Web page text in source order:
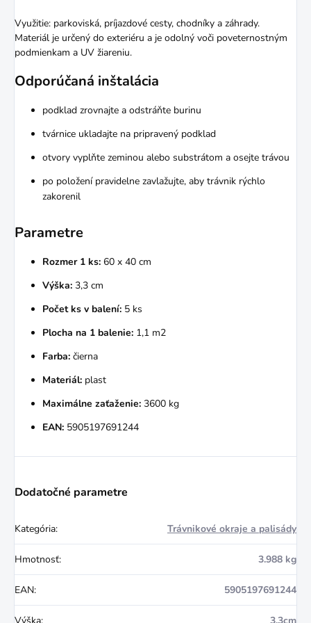
Využitie: parkoviská, príjazdové cesty, chodníky a záhrady.
Materiál je určený do exteriéru a je odolný voči poveternostným
podmienkam a UV žiareniu.
Odporúčaná inštalácia
podklad zrovnajte a odstráňte burinu
tvárnice ukladajte na pripravený podklad
otvory vyplňte zeminou alebo substrátom a osejte trávou
po položení pravidelne zavlažujte, aby trávnik rýchlo
zakorenil
Parametre
Rozmer 1 ks: 60 x 40 cm
Výška: 3,3 cm
Počet ks v balení: 5 ks
Plocha na 1 balenie: 1,1 m2
Farba: čierna
Materiál: plast
Maximálne zaťaženie: 3600 kg
EAN: 5905197691244
Dodatočné parametre
Kategória: Trávnikové okraje a palisády
Hmotnosť: 3.988 kg
EAN: 5905197691244